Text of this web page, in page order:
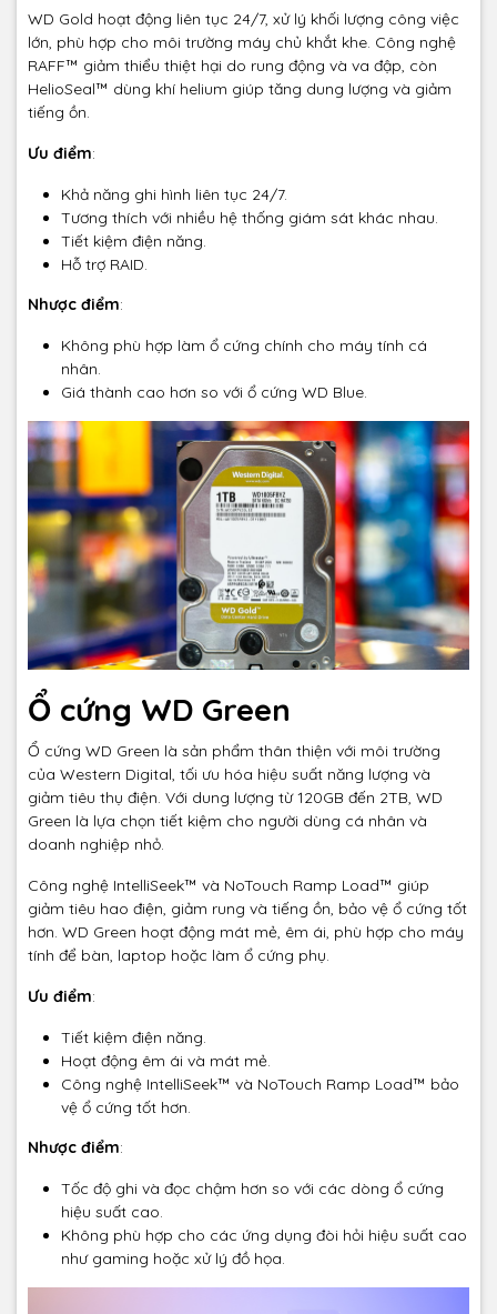
WD Gold hoạt động liên tục 24/7, xử lý khối lượng công việc
lớn, phù hợp cho môi trường máy chủ khắt khe. Công nghệ
RAFF™ giảm thiểu thiệt hại do rung động và va đập, còn
HelioSeal™ dùng khí helium giúp tăng dung lượng và giảm
tiếng ồn.
Ưu điểm:
Khả năng ghi hình liên tục 24/7.
Tương thích với nhiều hệ thống giám sát khác nhau.
Tiết kiệm điện năng.
Hỗ trợ RAID.
Nhược điểm:
Không phù hợp làm ổ cứng chính cho máy tính cá
nhân.
Giá thành cao hơn so với ổ cứng WD Blue.
Ổ cứng WD Green
Ổ cứng WD Green là sản phẩm thân thiện với môi trường
của Western Digital, tối ưu hóa hiệu suất năng lượng và
giảm tiêu thụ điện. Với dung lượng từ 120GB đến 2TB, WD
Green là lựa chọn tiết kiệm cho người dùng cá nhân và
doanh nghiệp nhỏ.
Công nghệ IntelliSeek™ và NoTouch Ramp Load™ giúp
giảm tiêu hao điện, giảm rung và tiếng ồn, bảo vệ ổ cứng tốt
hơn. WD Green hoạt động mát mẻ, êm ái, phù hợp cho máy
tính để bàn, laptop hoặc làm ổ cứng phụ.
Ưu điểm:
Tiết kiệm điện năng.
Hoạt động êm ái và mát mẻ.
Công nghệ IntelliSeek™ và NoTouch Ramp Load™ bảo
vệ ổ cứng tốt hơn.
Nhược điểm:
Tốc độ ghi và đọc chậm hơn so với các dòng ổ cứng
hiệu suất cao.
Không phù hợp cho các ứng dụng đòi hỏi hiệu suất cao
như gaming hoặc xử lý đồ họa.